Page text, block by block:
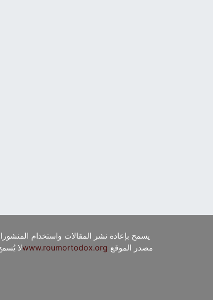
يسمح بإعادة نشر المقالات واستخدام
مصدر الموقع www.roumortodox.orgلا